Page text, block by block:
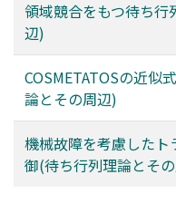
領域競合をもつ待ち
辺)
COSMETATOSの近似
論とその周辺)
機械故障を考慮した
御(待ち行列理論とそ